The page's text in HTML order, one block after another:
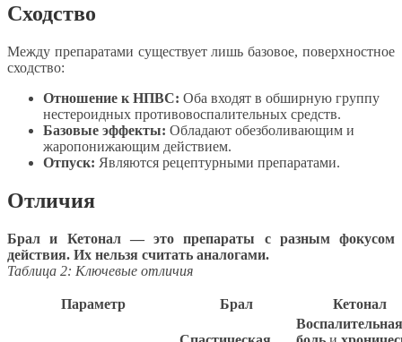
Сходство
Между препаратами существует лишь базовое, поверхностное
сходство:
Отношение к НПВС: Оба входят в обширную группу
нестероидных противовоспалительных средств.
Базовые эффекты: Обладают обезболивающим и
жаропонижающим действием.
Отпуск: Являются рецептурными препаратами.
Отличия
Брал и Кетонал — это препараты с разным фокусом
действия. Их нельзя считать аналогами.
Таблица 2: Ключевые отличия
Параметр Брал Кетонал
Воспалительная